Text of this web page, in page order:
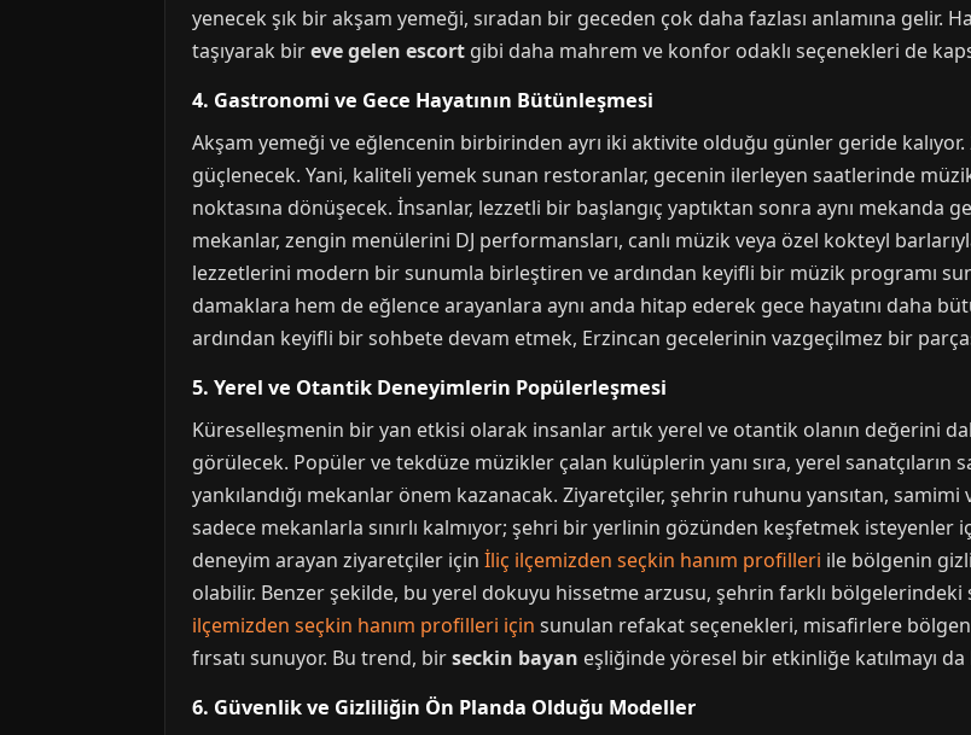
yenecek şık bir akşam yemeği, sıradan bir geceden çok daha fazlası anlamına
taşıyarak bireve gelen escort gibi daha mahrem ve konfor odaklı seçenekleri de
4. Gastronomi ve Gece Hayatının Bütünleşmesi
Akşam yemeği ve eğlencenin birbirinden ayrı iki aktivite olduğu günler geride
güçlenecek. Yani, kaliteli yemek sunan restoranlar, gecenin ilerleyen saatlerinde
noktasına dönüşecek. İnsanlar, lezzetli bir başlangıç yaptıktan sonra aynı
mekanlar, zengin menülerini DJ performansları, canlı müzik veya özel kokteyl
lezzetlerini modern bir sunumla birleştiren ve ardından keyifli bir müzik programı
damaklara hem de eğlence arayanlara aynı anda hitap ederek gece hayatını daha
ardından keyifli bir sohbete devam etmek, Erzincan gecelerinin vazgeçilmez bir
5. Yerel ve Otantik Deneyimlerin Popülerleşmesi
Küreselleşmenin bir yan etkisi olarak insanlar artık yerel ve otantik olanın değerini
görülecek. Popüler ve tekdüze müzikler çalan kulüplerin yanı sıra, yerel sanatçıların
yankılandığı mekanlar önem kazanacak. Ziyaretçiler, şehrin ruhunu yansıtan,
sadece mekanlarla sınırlı kalmıyor; şehri bir yerlinin gözünden keşfetmek isteyenler
deneyim arayan ziyaretçiler için İliç ilçemizden seçkin hanım profilleri ile bölgenin
olabilir. Benzer şekilde, bu yerel dokuyu hissetme arzusu, şehrin farklı bölgelerindeki
ilçemizden seçkin hanım profilleri için sunulan refakat seçenekleri, misafirlere
fırsatı sunuyor. Bu trend, birseckin bayan eşliğinde yöresel bir etkinliğe katılmayı da
6. Güvenlik ve Gizliliğin Ön Planda Olduğu Modeller